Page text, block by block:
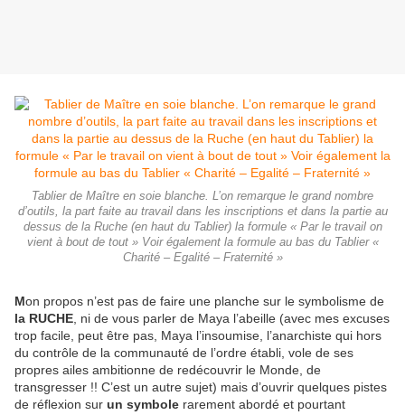
Tablier de Maître en soie blanche. L’on remarque le grand nombre
d’outils, la part faite au travail dans les inscriptions et dans la partie au
dessus de la Ruche (en haut du Tablier) la formule « Par le travail on
vient à bout de tout » Voir également la formule au bas du Tablier «
Charité – Egalité – Fraternité »
Mon propos n’est pas de faire une planche sur le symbolisme de
la RUCHE , ni de vous parler de Maya l’abeille (avec mes excuses
trop facile, peut être pas, Maya l’insoumise, l’anarchiste qui hors
du contrôle de la communauté de l’ordre établi, vole de ses
propres ailes ambitionne de redécouvrir le Monde, de
transgresser !! C’est un autre sujet) mais d’ouvrir quelques pistes
de réflexion sur un symbole rarement abordé et pourtant